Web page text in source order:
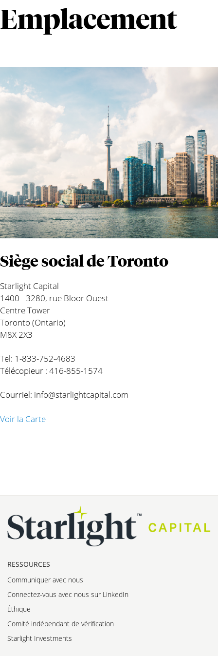
Emplacement
Siège social de Toronto
Starlight Capital
1400 - 3280, rue Bloor Ouest
Centre Tower
Toronto (Ontario)
M8X 2X3
Tel: 1-833-752-4683
Télécopieur : 416-855-1574
Courriel: info@starlightcapital.com
Voir la Carte
RESSOURCES
Communiquer avec nous
Connectez-vous avec nous sur LinkedIn
Éthique
Comité indépendant de vérification
Starlight Investments